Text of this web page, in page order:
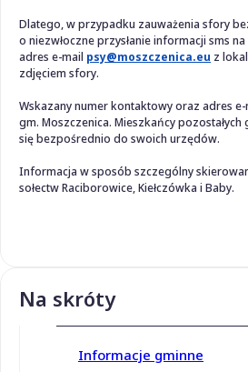
Dlatego, w przypadku zauważenia sfory
o niezwłoczne przysłanie informacji sms na
adres e-mail psy@moszczenica.eu z
zdjęciem sfory.
Wskazany numer kontaktowy oraz adres
gm. Moszczenica. Mieszkańcy
się bezpośrednio do swoich urzędów.
Informacja w sposób szczególny
sołectw Raciborowice, Kiełczówka i Baby.
Na skróty
Informacje gminne